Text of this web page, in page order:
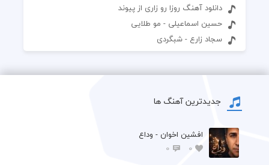
دانلود آهنگ روزا رو زاری از پیوند
حسین اسماعیلی - مو طلایی
سجاد زارع - شبگردی
جدیدترین آهنگ ها
افشين اخوان - وداع
0
0